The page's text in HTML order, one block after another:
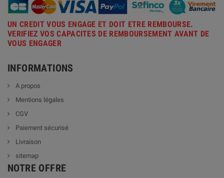
UN CREDIT VOUS ENGAGE ET DOIT ETRE REMBOURSE.
VERIFIEZ VOS CAPACITES DE REMBOURSEMENT AVANT DE
VOUS ENGAGER
INFORMATIONS
A propos
Mentions légales
CGV
Paiement sécurisé
Livraison
sitemap
NOTRE OFFRE